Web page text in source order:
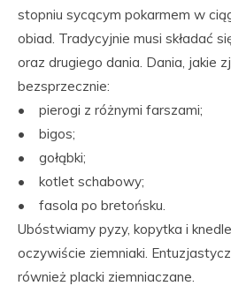
stopniu sycącym pokarmem w
obiad. Tradycyjnie musi składać
oraz drugiego dania. Dania, jakie
bezsprzecznie:
• pierogi z różnymi farszami;
• bigos;
• gołąbki;
• kotlet schabowy;
• fasola po bretońsku.
Ubóstwiamy pyzy, kopytka i
oczywiście ziemniaki.
również placki ziemniaczane.